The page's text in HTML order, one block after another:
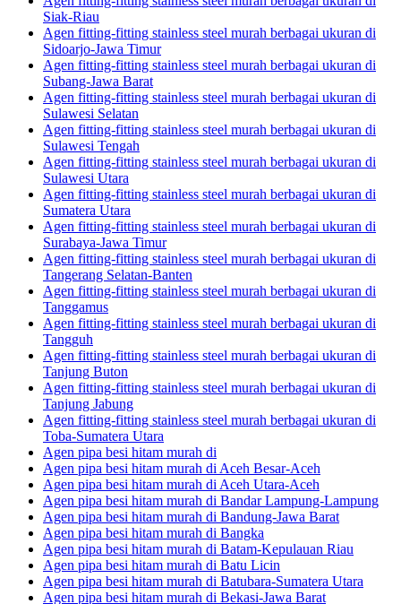
Siak-Riau
Agen fitting-fitting stainless steel murah berbagai ukuran di
Sidoarjo-Jawa Timur
Agen fitting-fitting stainless steel murah berbagai ukuran di
Subang-Jawa Barat
Agen fitting-fitting stainless steel murah berbagai ukuran di
Sulawesi Selatan
Agen fitting-fitting stainless steel murah berbagai ukuran di
Sulawesi Tengah
Agen fitting-fitting stainless steel murah berbagai ukuran di
Sulawesi Utara
Agen fitting-fitting stainless steel murah berbagai ukuran di
Sumatera Utara
Agen fitting-fitting stainless steel murah berbagai ukuran di
Surabaya-Jawa Timur
Agen fitting-fitting stainless steel murah berbagai ukuran di
Tangerang Selatan-Banten
Agen fitting-fitting stainless steel murah berbagai ukuran di
Tanggamus
Agen fitting-fitting stainless steel murah berbagai ukuran di
Tangguh
Agen fitting-fitting stainless steel murah berbagai ukuran di
Tanjung Buton
Agen fitting-fitting stainless steel murah berbagai ukuran di
Tanjung Jabung
Agen fitting-fitting stainless steel murah berbagai ukuran di
Toba-Sumatera Utara
Agen pipa besi hitam murah di
Agen pipa besi hitam murah di Aceh Besar-Aceh
Agen pipa besi hitam murah di Aceh Utara-Aceh
Agen pipa besi hitam murah di Bandar Lampung-Lampung
Agen pipa besi hitam murah di Bandung-Jawa Barat
Agen pipa besi hitam murah di Bangka
Agen pipa besi hitam murah di Batam-Kepulauan Riau
Agen pipa besi hitam murah di Batu Licin
Agen pipa besi hitam murah di Batubara-Sumatera Utara
Agen pipa besi hitam murah di Bekasi-Jawa Barat